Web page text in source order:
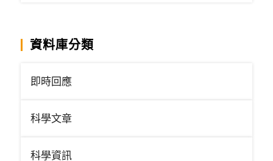
資料庫分類
即時回應
科學文章
科學資訊